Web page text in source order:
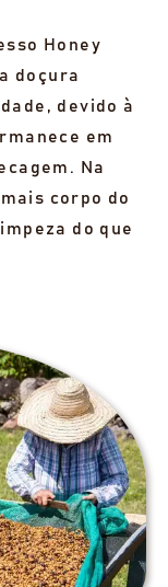
Honey
doçura
devido à
em
Na
corpo do
do que